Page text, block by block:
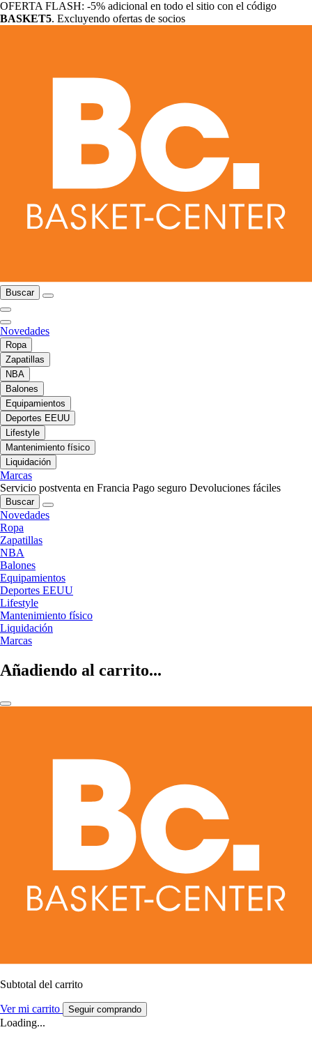
OFERTA FLASH: -5% adicional en todo el sitio con el código
BASKET5. Excluyendo ofertas de socios
Buscar
Novedades
Ropa
Zapatillas
NBA
Balones
Equipamientos
Deportes EEUU
Lifestyle
Mantenimiento físico
Liquidación
Marcas
Servicio postventa en Francia Pago seguro Devoluciones fáciles
Buscar
Novedades
Ropa
Zapatillas
NBA
Balones
Equipamientos
Deportes EEUU
Lifestyle
Mantenimiento físico
Liquidación
Marcas
Añadiendo al carrito...
Subtotal del carrito
Ver mi carrito Seguir comprando
Loading...